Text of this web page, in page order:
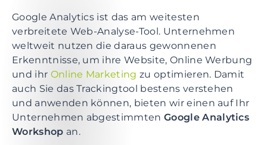
l
t
s
p
r
i
n
g
e
Google Analytics ist das am weitesten
verbreitete Web-Analyse-Tool. Unternehmen
weltweit nutzen die daraus gewonnenen
Erkenntnisse, um ihre Website, Online Werbung
und ihr Online Marketing zu optimieren. Damit
auch Sie das Trackingtool bestens verstehen
und anwenden können, bieten wir einen auf Ihr
Unternehmen abgestimmtenGoogle Analytics
Workshop an.